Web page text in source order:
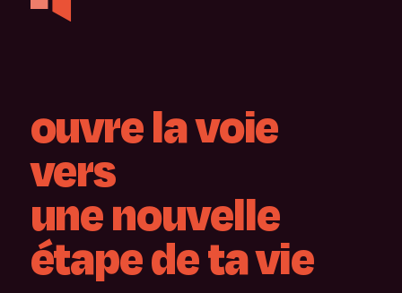
ouvrelavoie
vers
unenouvelle
étapedetavie